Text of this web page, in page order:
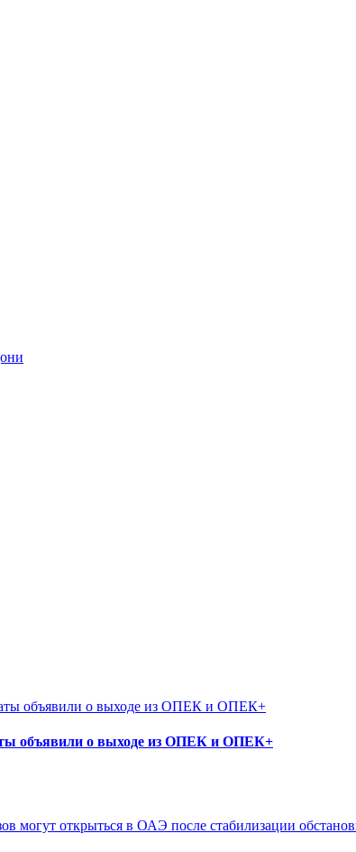
объявили о выходе из ОПЕК и ОПЕК+